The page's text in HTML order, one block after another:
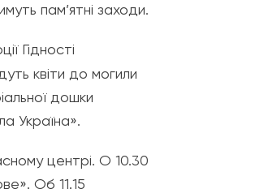
пам’ятні заходи.
Гідності
квіти до могили
дошки
Україна».
центрі. О 10.30
Об 11.15